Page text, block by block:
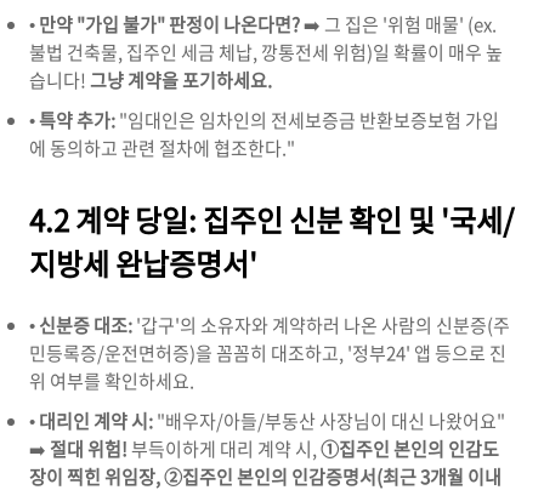
•만약 "가입 불가" 판정이 나온다면?➡️ 그 집은 '위험 매물' (ex.
불법 건축물, 집주인 세금 체납, 깡통전세 위험)일 확률이 매우 높
습니다!그냥 계약을 포기하세요.
•특약 추가:"임대인은 임차인의 전세보증금 반환보증보험 가입
에 동의하고 관련 절차에 협조한다."
4.2 계약 당일: 집주인 신분 확인 및 '국세/
지방세 완납증명서'
•신분증 대조:'갑구'의 소유자와 계약하러 나온 사람의 신분증(주
민등록증/운전면허증)을 꼼꼼히 대조하고, '정부24' 앱 등으로 진
위 여부를 확인하세요.
•대리인 계약 시:"배우자/아들/부동산 사장님이 대신 나왔어요"
➡️ 절대 위험!부득이하게 대리 계약 시,①집주인 본인의 인감도
장이 찍힌 위임장, ②집주인 본인의 인감증명서(최근 3개월 이내